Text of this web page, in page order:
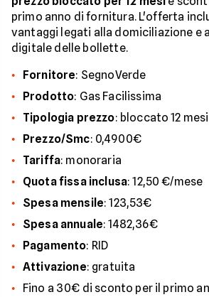
primo anno di fornitura. L'offerta
vantaggi legati alla domiciliazione e
digitale delle bollette.
Fornitore: SegnoVerde
Prodotto: Gas Facilissima
Tipologia prezzo: bloccato 12 mesi
Prezzo/Smc: 0,4900€
Tariffa: monoraria
Quota fissa inclusa: 12,50 €/mese
Spesa mensile: 123,53€
Spesa annuale: 1482,36€
Pagamento: RID
Attivazione: gratuita
Fino a 30€ di sconto per il primo